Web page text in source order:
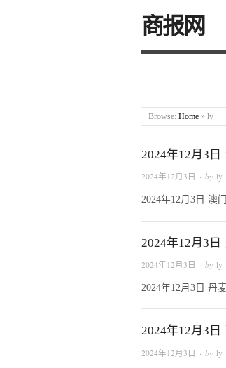
商报网
Browse: Home » ly
2024年12月3
2024年12月3日 · by ly
2024年12月3日 澳
2024年12月3
2024年12月3日 · by ly
2024年12月3日 丹
2024年12月3
2024年12月3日 · by ly